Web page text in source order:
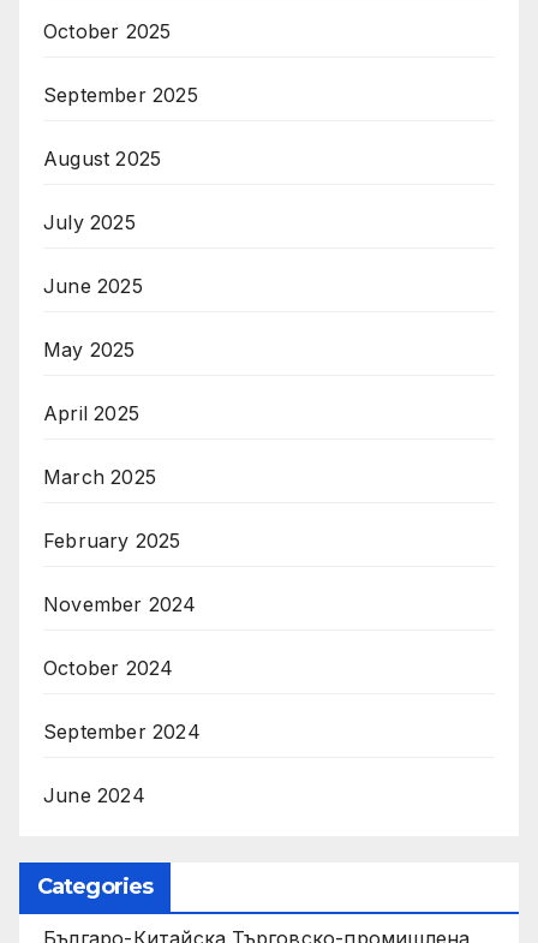
October 2025
September 2025
August 2025
July 2025
June 2025
May 2025
April 2025
March 2025
February 2025
November 2024
October 2024
September 2024
June 2024
Categories
Българо-Китайска Търговско-промишлена